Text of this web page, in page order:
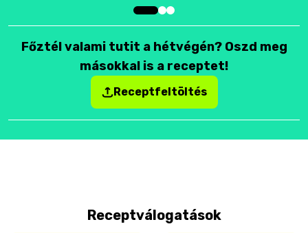
Főztél valami tutit a hétvégén? Oszd meg
másokkal is a receptet!
Receptfeltöltés
Receptválogatások